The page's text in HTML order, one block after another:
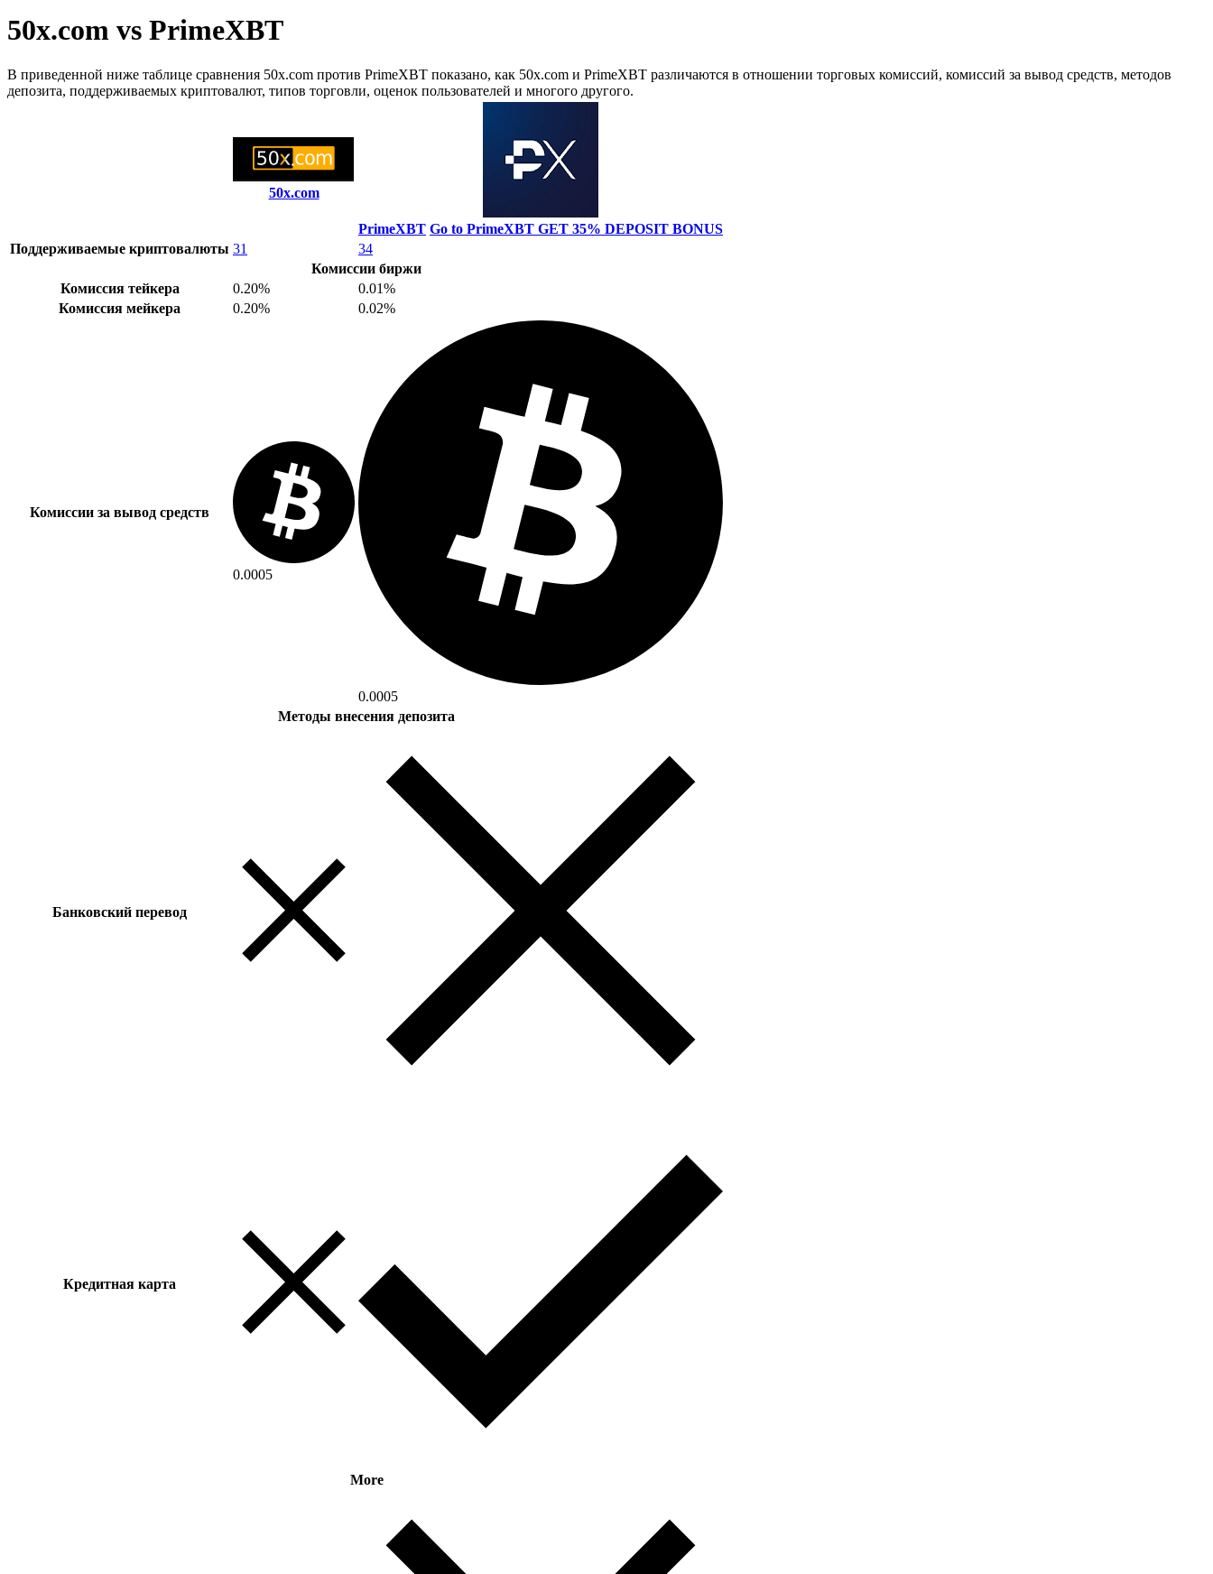
50x.com vs PrimeXBT
В приведенной ниже таблице сравнения 50x.com против PrimeXBT показано, как 50x.com и PrimeXBT различаются в отношении торговых комиссий, комиссий за вывод средств, методов
депозита, поддерживаемых криптовалют, типов торговли, оценок пользователей и многого другого.
50x.com
PrimeXBT Go to PrimeXBT GET 35% DEPOSIT BONUS
Поддерживаемые криптовалюты 31
34
Комиссии биржи
Комиссия тейкера
0.20%
0.01%
Комиссия мейкера
0.20% 0.02%
Комиссии за вывод средств
0.0005
0.0005
Методы внесения депозита
Банковский перевод
Кредитная карта
More